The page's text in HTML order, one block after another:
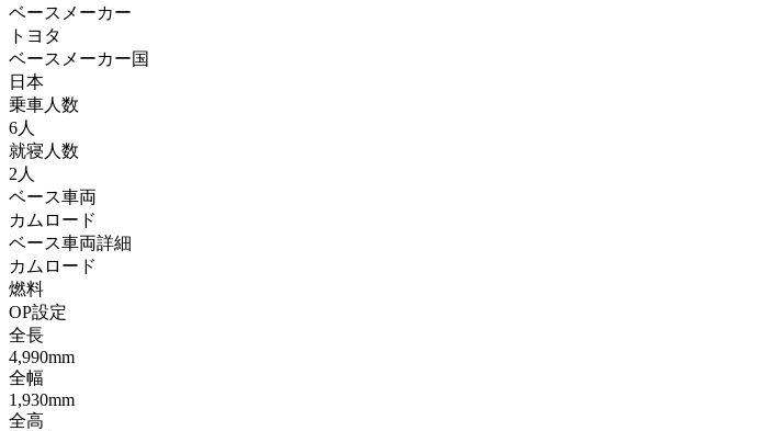
ベースメーカー
トヨタ
ベースメーカー国
日本
乗車人数
6人
就寝人数
2人
ベース車両
カムロード
ベース車両詳細
カムロード
燃料
OP設定
全長
4,990mm
全幅
1,930mm
全高